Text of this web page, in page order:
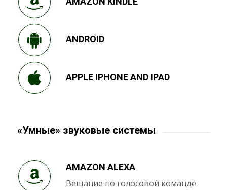
ANDROID
APPLE IPHONE AND IPAD
«Умные» звуковые системы
AMAZON ALEXA
Вещание по голосовой команде